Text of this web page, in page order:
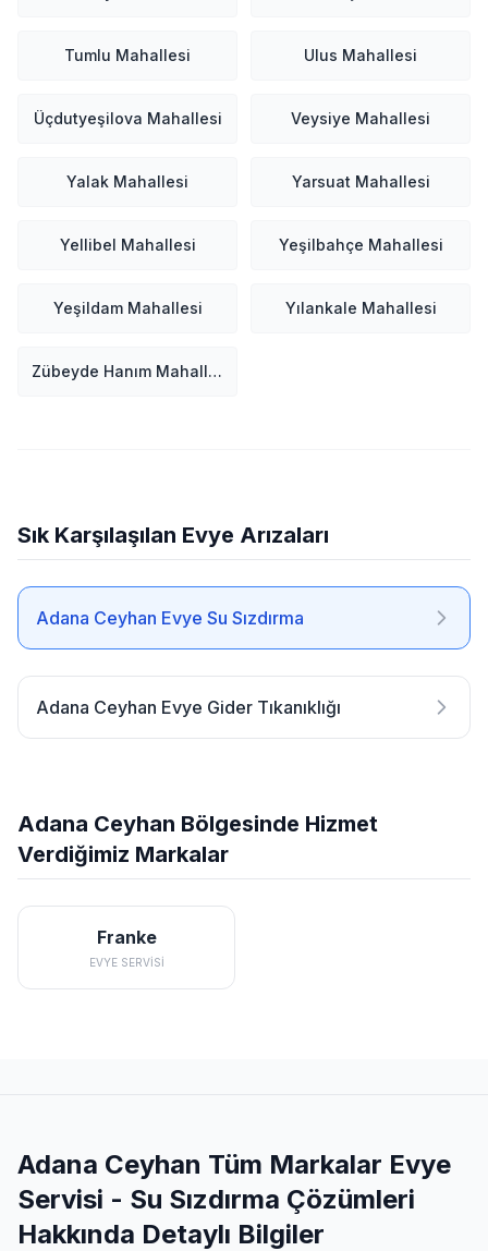
Tumlu Mahallesi Ulus Mahallesi
Üçdutyeşilova Mahallesi Veysiye Mahallesi
Yalak Mahallesi Yarsuat Mahallesi
Yellibel Mahallesi Yeşilbahçe Mahallesi
Yeşildam Mahallesi Yılankale Mahallesi
Zübeyde Hanım Mahallesi
Sık Karşılaşılan Evye Arızaları
Adana Ceyhan Evye Su Sızdırma
Adana Ceyhan Evye Gider Tıkanıklığı
Adana Ceyhan Bölgesinde Hizmet
Verdiğimiz Markalar
Franke
EVYE SERVISI
Adana Ceyhan Tüm Markalar Evye
Servisi - Su Sızdırma Çözümleri
Hakkında Detaylı Bilgiler